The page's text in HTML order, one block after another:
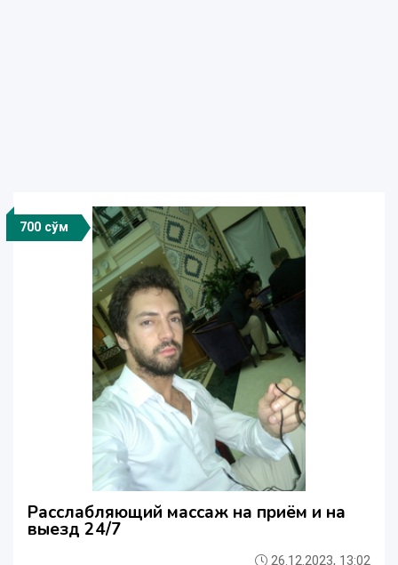
700 сўм
Расслабляющий массаж на приём и на
выезд 24/7
26.12.2023, 13:02